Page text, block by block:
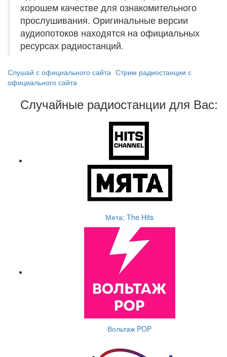
хорошем качестве для ознакомительного
прослушивания. Оригинальные версии
аудиопотоков находятся на официальных
ресурсах радиостанций.
Слушай с официального сайта Стрим радиостанции с
официального сайта
Случайные радиостанции для Вас:
Мята: The Hits
Вольтаж POP